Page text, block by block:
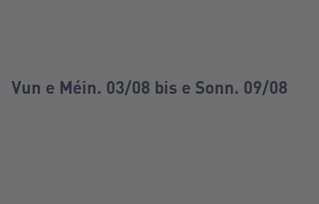
Vun e Méin. 03/08 bis e Sonn. 09/08